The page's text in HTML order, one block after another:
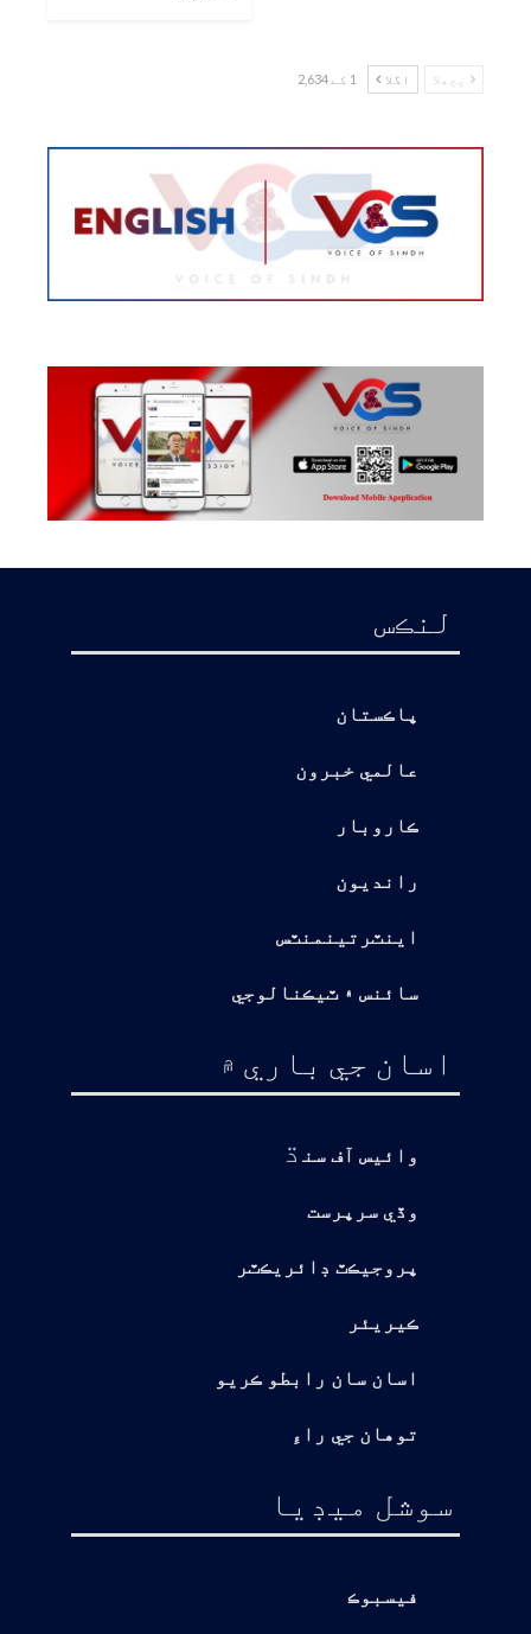
پچھلا اگلا 1 کے 2,634
لنڪس
پاڪستان
عالمي خبرون
ڪاروبار
رانديون
اينٽرتينمنٽس
سائنس ۽ ٽيڪنالوجي
اسان جي باري ۾
وائيس آف سن ڌ
وڏي سرپرست
پروجيڪٽ ڊائريڪٽر
ڪيريئر
اسان سان رابطو ڪريو
توهان جي راءِ
سوشل ميڊيا
فيسبوڪ